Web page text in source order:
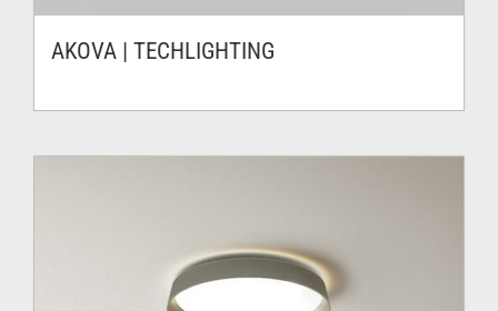
AKOVA | TECHLIGHTING